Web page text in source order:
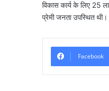
विकास कार्य के लिए 25
प्रेमी जनता उपस्थित थी।
Facebook